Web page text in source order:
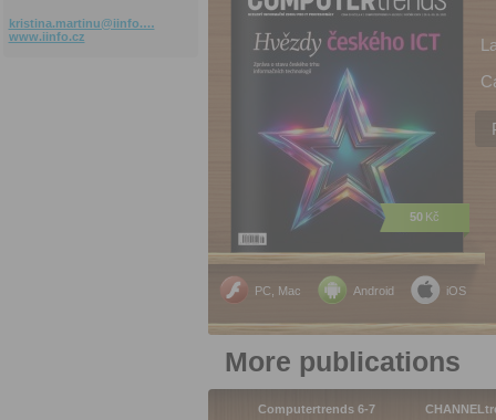
kristina.martinu@iinfo.…
www.iinfo.cz
PC, Mac Android iOS
50 Kč
More publications
Computertrends 6-7